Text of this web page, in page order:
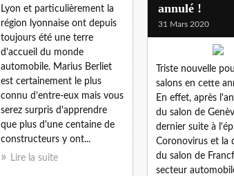
Lyon et particulièrement la
région lyonnaise ont depuis
toujours été une terre
d'accueil du monde
automobile. Marius Berliet
est certainement le plus
connu d’entre-eux mais vous
serez surpris d'apprendre
que plus d'une centaine de
constructeurs y ont...
Lire la suite
annulé !
31 Mars 2020
Triste nouvelle
salons en cette
En effet, après
du salon de
dernier suite à
Coronovirus et la
du salon de
secteur